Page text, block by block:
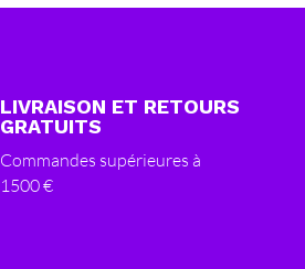
LIVRAISON ET RETOURS
GRATUITS
Commandes supérieures à
1500 €